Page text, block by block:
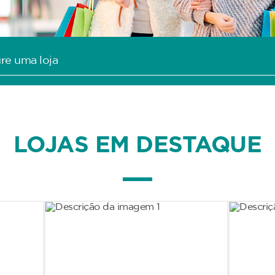
LOJAS EM DESTAQUE